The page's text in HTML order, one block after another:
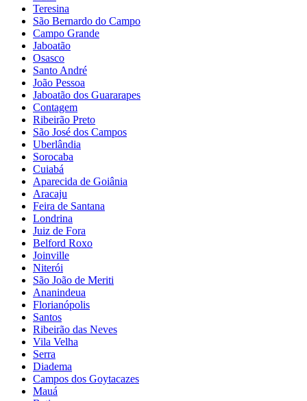
Teresina
São Bernardo do Campo
Campo Grande
Jaboatão
Osasco
Santo André
João Pessoa
Jaboatão dos Guararapes
Contagem
Ribeirão Preto
São José dos Campos
Uberlândia
Sorocaba
Cuiabá
Aparecida de Goiânia
Aracaju
Feira de Santana
Londrina
Juiz de Fora
Belford Roxo
Joinville
Niterói
São João de Meriti
Ananindeua
Florianópolis
Santos
Ribeirão das Neves
Vila Velha
Serra
Diadema
Campos dos Goytacazes
Mauá